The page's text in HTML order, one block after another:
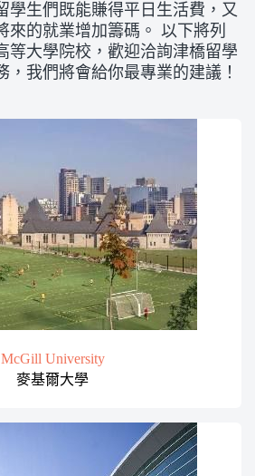
學生們既能賺得平日生活費，又
來的就業增加籌碼。 以下將列
等大學院校，歡迎洽詢津橋留學
，我們將會給你最專業的建議！
McGill University
麥基爾大學